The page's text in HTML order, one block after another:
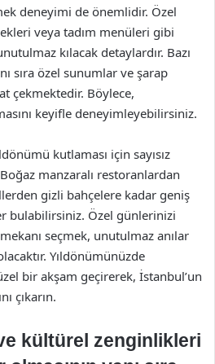
deneyimi de önemlidir. Özel
veya tadım menüleri gibi
kılacak detaylardır. Bazı
sıra özel sunumlar ve şarap
çekmektedir. Böylece,
keyifle deneyimleyebilirsiniz.
kutlaması için sayısız
manzaralı restoranlardan
gizli bahçelere kadar geniş
bulabilirsiniz. Özel günlerinizi
seçmek, unutulmaz anılar
Yıldönümünüzde
bir akşam geçirerek, İstanbul’un
çıkarın.
kültürel zenginlikleri